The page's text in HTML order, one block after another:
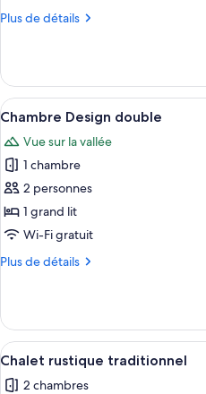
chambre :
Plus de détails
Plus
Chaumière
Design
Afficher
toutes
les
photos
pour
ce
type
chambre :
double
6
Chambre Design double
Vue sur la vallée
1 chambre
2 personnes
1 grand lit
Wi-Fi gratuit
Plus de détails
Plus
Chambre
Design
double
Afficher
toutes
6
Chalet rustique traditionnel
2 chambres